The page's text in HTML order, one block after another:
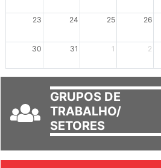
23 24 25 26
30 31 1 2
GRUPOS DE
TRABALHO/
SETORES